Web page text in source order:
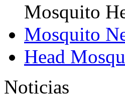
Mosquito
Mosquito
Head
Noticias